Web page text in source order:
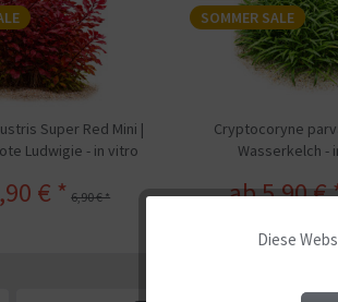
Super Red Mini |
Ludwigie - in vitro
€ * 6,90 € *
SOMMER SALE
Cryptocoryne
Wasserkelch -
ab 5,90 €
Funktionale
Diese